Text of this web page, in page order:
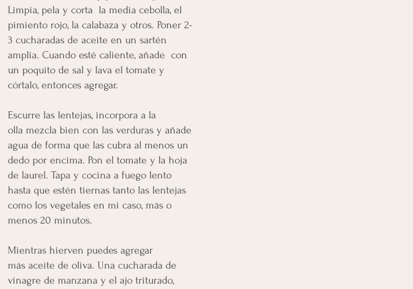
Limpia, pela y corta la media cebolla, el
pimiento rojo, la calabaza y otros. Poner 2-
3 cucharadas de aceite en un sartén
amplia. Cuando esté caliente, añade con
un poquito de sal y lava el tomate y
córtalo, entonces agregar.
Escurre las lentejas, incorpora a la
olla mezcla bien con las verduras y añade
agua de forma que las cubra al menos un
dedo por encima. Pon el tomate y la hoja
de laurel. Tapa y cocina a fuego lento
hasta que estén tiernas tanto las lentejas
como los vegetales en mi caso, más o
menos 20 minutos.
Mientras hierven puedes agregar
más aceite de oliva. Una cucharada de
vinagre de manzana y el ajo triturado,